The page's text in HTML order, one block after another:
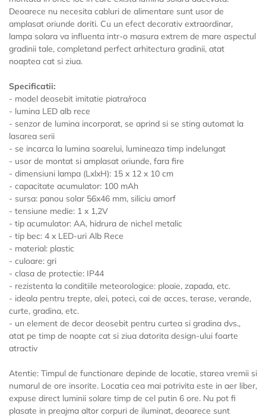
Deoarece nu necesita cabluri de alimentare sunt usor de
amplasat oriunde doriti. Cu un efect decorativ extraordinar,
lampa solara va influenta intr-o masura extrem de mare aspectul
gradinii tale, completand perfect arhitectura gradinii, atat
noaptea cat si ziua.
Specificatii:
- model deosebit imitatie piatra/roca
- lumina LED alb rece
- senzor de lumina incorporat, se aprind si se sting automat la
lasarea serii
- se incarca la lumina soarelui, lumineaza timp indelungat
- usor de montat si amplasat oriunde, fara fire
- dimensiuni lampa (LxlxH): 15 x 12 x 10 cm
- capacitate acumulator: 100 mAh
- sursa: panou solar 56x46 mm, siliciu amorf
- tensiune medie: 1 x 1,2V
- tip acumulator: AA, hidrura de nichel metalic
- tip bec: 4 x LED-uri Alb Rece
- material: plastic
- culoare: gri
- clasa de protectie: IP44
- rezistenta la conditiile meteorologice: ploaie, zapada, etc.
- ideala pentru trepte, alei, poteci, cai de acces, terase, verande,
curte, gradina, etc.
- un element de decor deosebit pentru curtea si gradina dvs.,
atat pe timp de noapte cat si ziua datorita design-ului foarte
atractiv
Atentie: Timpul de functionare depinde de locatie, starea vremii si
numarul de ore insorite. Locatia cea mai potrivita este in aer liber,
expuse direct luminii solare timp de cel putin 6 ore. Nu pot fi
plasate in preajma altor corpuri de iluminat, deoarece sunt